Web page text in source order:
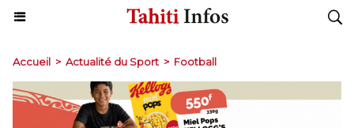
Accueil > Actualité du Sport > Football